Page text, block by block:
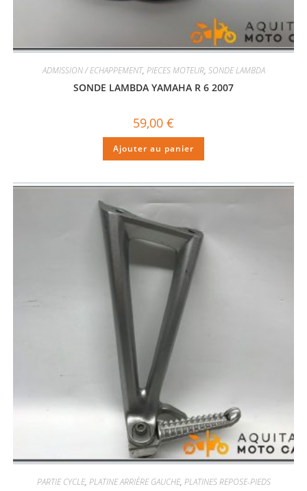
ADMISSION / ECHAPPEMENT, PIECES MOTEUR, SONDE LAMBDA
SONDE LAMBDA YAMAHA R 6 2007
59,00 €
Ajouter au panier
PARTIE CYCLE, PLATINE ARRIÈRE GAUCHE, PLATINES REPOSE-PIEDS